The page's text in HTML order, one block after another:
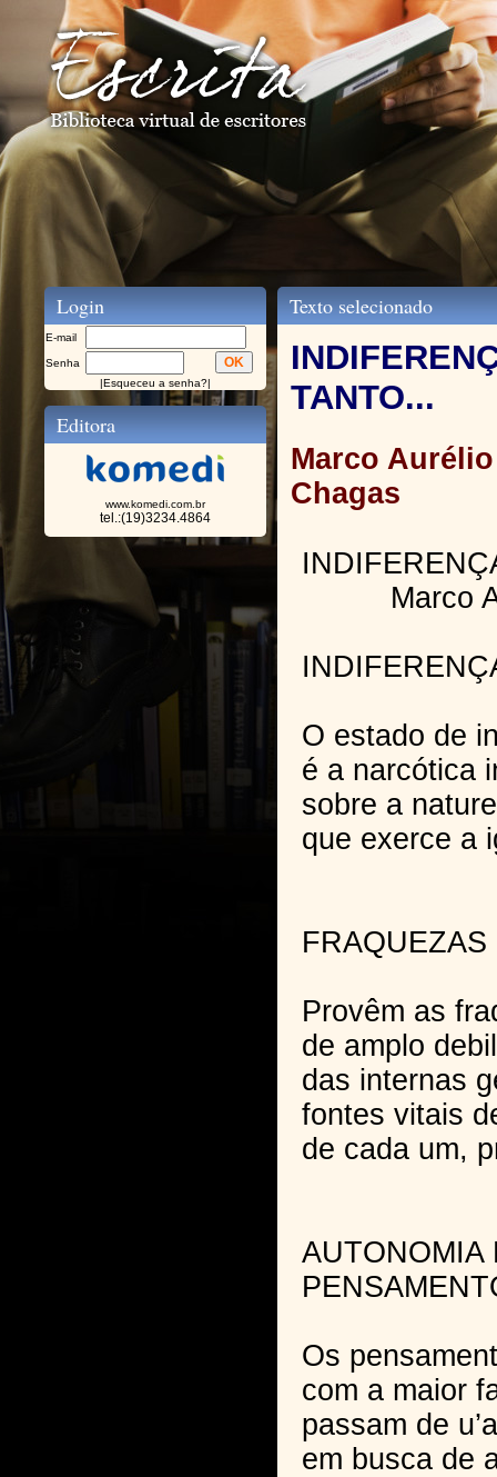
Login
E-mail
Senha
|Esqueceu a senha?|
Editora
www.komedi.com.br
tel.:(19)3234.4864
Texto selecionado
TANTO...
Marco
Chagas
Marco
O estado de
é a narcótica
sobre a
que exerce a
Provêm as
de amplo
das internas
fontes vitais
de cada um,
AUTONOMIA
Os
com a maior
passam de
em busca de